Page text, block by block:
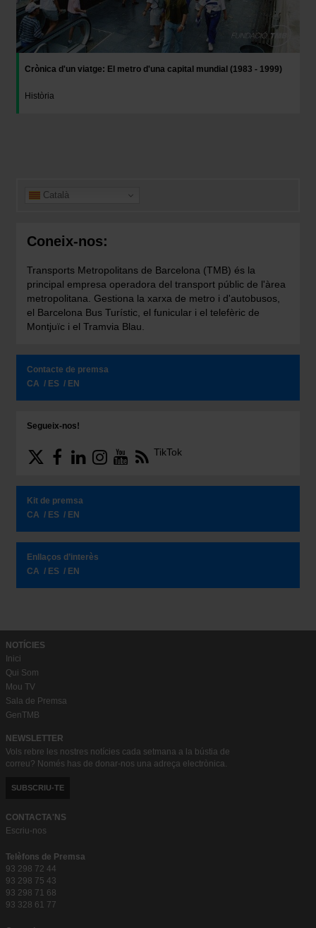
Crònica d'un viatge: El metro d'una capital mundial (1983 - 1999)
Història
Català
Coneix-nos:
Transports Metropolitans de Barcelona (TMB) és la
principal empresa operadora del transport públic de l'àrea
metropolitana. Gestiona la xarxa de metro i d'autobusos,
el Barcelona Bus Turístic, el funicular i el telefèric de
Montjuïc i el Tramvia Blau.
Contacte de premsa
CA
ES EN
Segueix-nos!
TikTok
Kit de premsa
CA
ES EN
Enllaços d’interès
CA
ES EN
NOTÍCIES
Inici
Qui Som
Mou TV
Sala de Premsa
GenTMB
NEWSLETTER
Vols rebre les nostres notícies cada setmana a la bústia de
correu? Només has de donar-nos una adreça electrònica.
SUBSCRIU-TE
CONTACTA'NS
Escriu-nos
Telèfons de Premsa
93 298 72 44
93 298 75 43
93 298 71 68
93 328 61 77